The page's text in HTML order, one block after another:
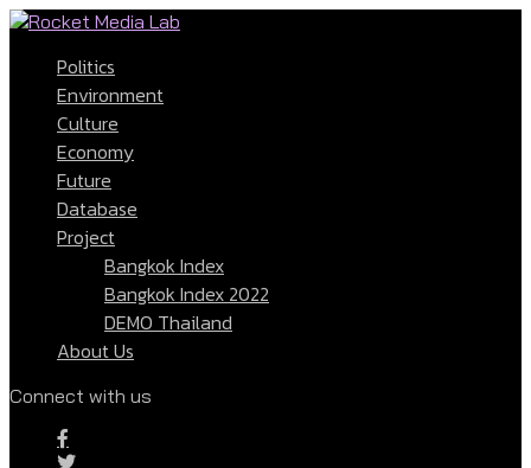
Politics
Environment
Culture
Economy
Future
Database
Project
Bangkok Index
Bangkok Index 2022
DEMO Thailand
About Us
Connect with us